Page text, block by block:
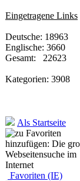
Eingetragene Links
Deutsche: 18963
Englische: 3660
Gesamt: 22623
Kategorien: 3908
Als Startseite
Favoriten (IE)